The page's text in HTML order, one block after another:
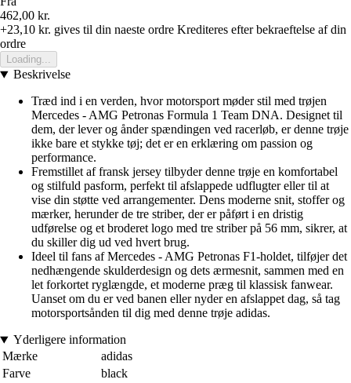
462,00 kr.
+23,10 kr. gives til din naeste ordre Krediteres efter bekraeftelse af din
ordre
Loading...
Beskrivelse
Træd ind i en verden, hvor motorsport møder stil med trøjen
Mercedes - AMG Petronas Formula 1 Team DNA. Designet til
dem, der lever og ånder spændingen ved racerløb, er denne trøje
ikke bare et stykke tøj; det er en erklæring om passion og
performance.
Fremstillet af fransk jersey tilbyder denne trøje en komfortabel
og stilfuld pasform, perfekt til afslappede udflugter eller til at
vise din støtte ved arrangementer. Dens moderne snit, stoffer og
mærker, herunder de tre striber, der er påført i en dristig
udførelse og et broderet logo med tre striber på 56 mm, sikrer, at
du skiller dig ud ved hvert brug.
Ideel til fans af Mercedes - AMG Petronas F1-holdet, tilføjer det
nedhængende skulderdesign og dets ærmesnit, sammen med en
let forkortet ryglængde, et moderne præg til klassisk fanwear.
Uanset om du er ved banen eller nyder en afslappet dag, så tag
motorsportsånden til dig med denne trøje adidas.
Yderligere information
Mærke
adidas
Farve
black